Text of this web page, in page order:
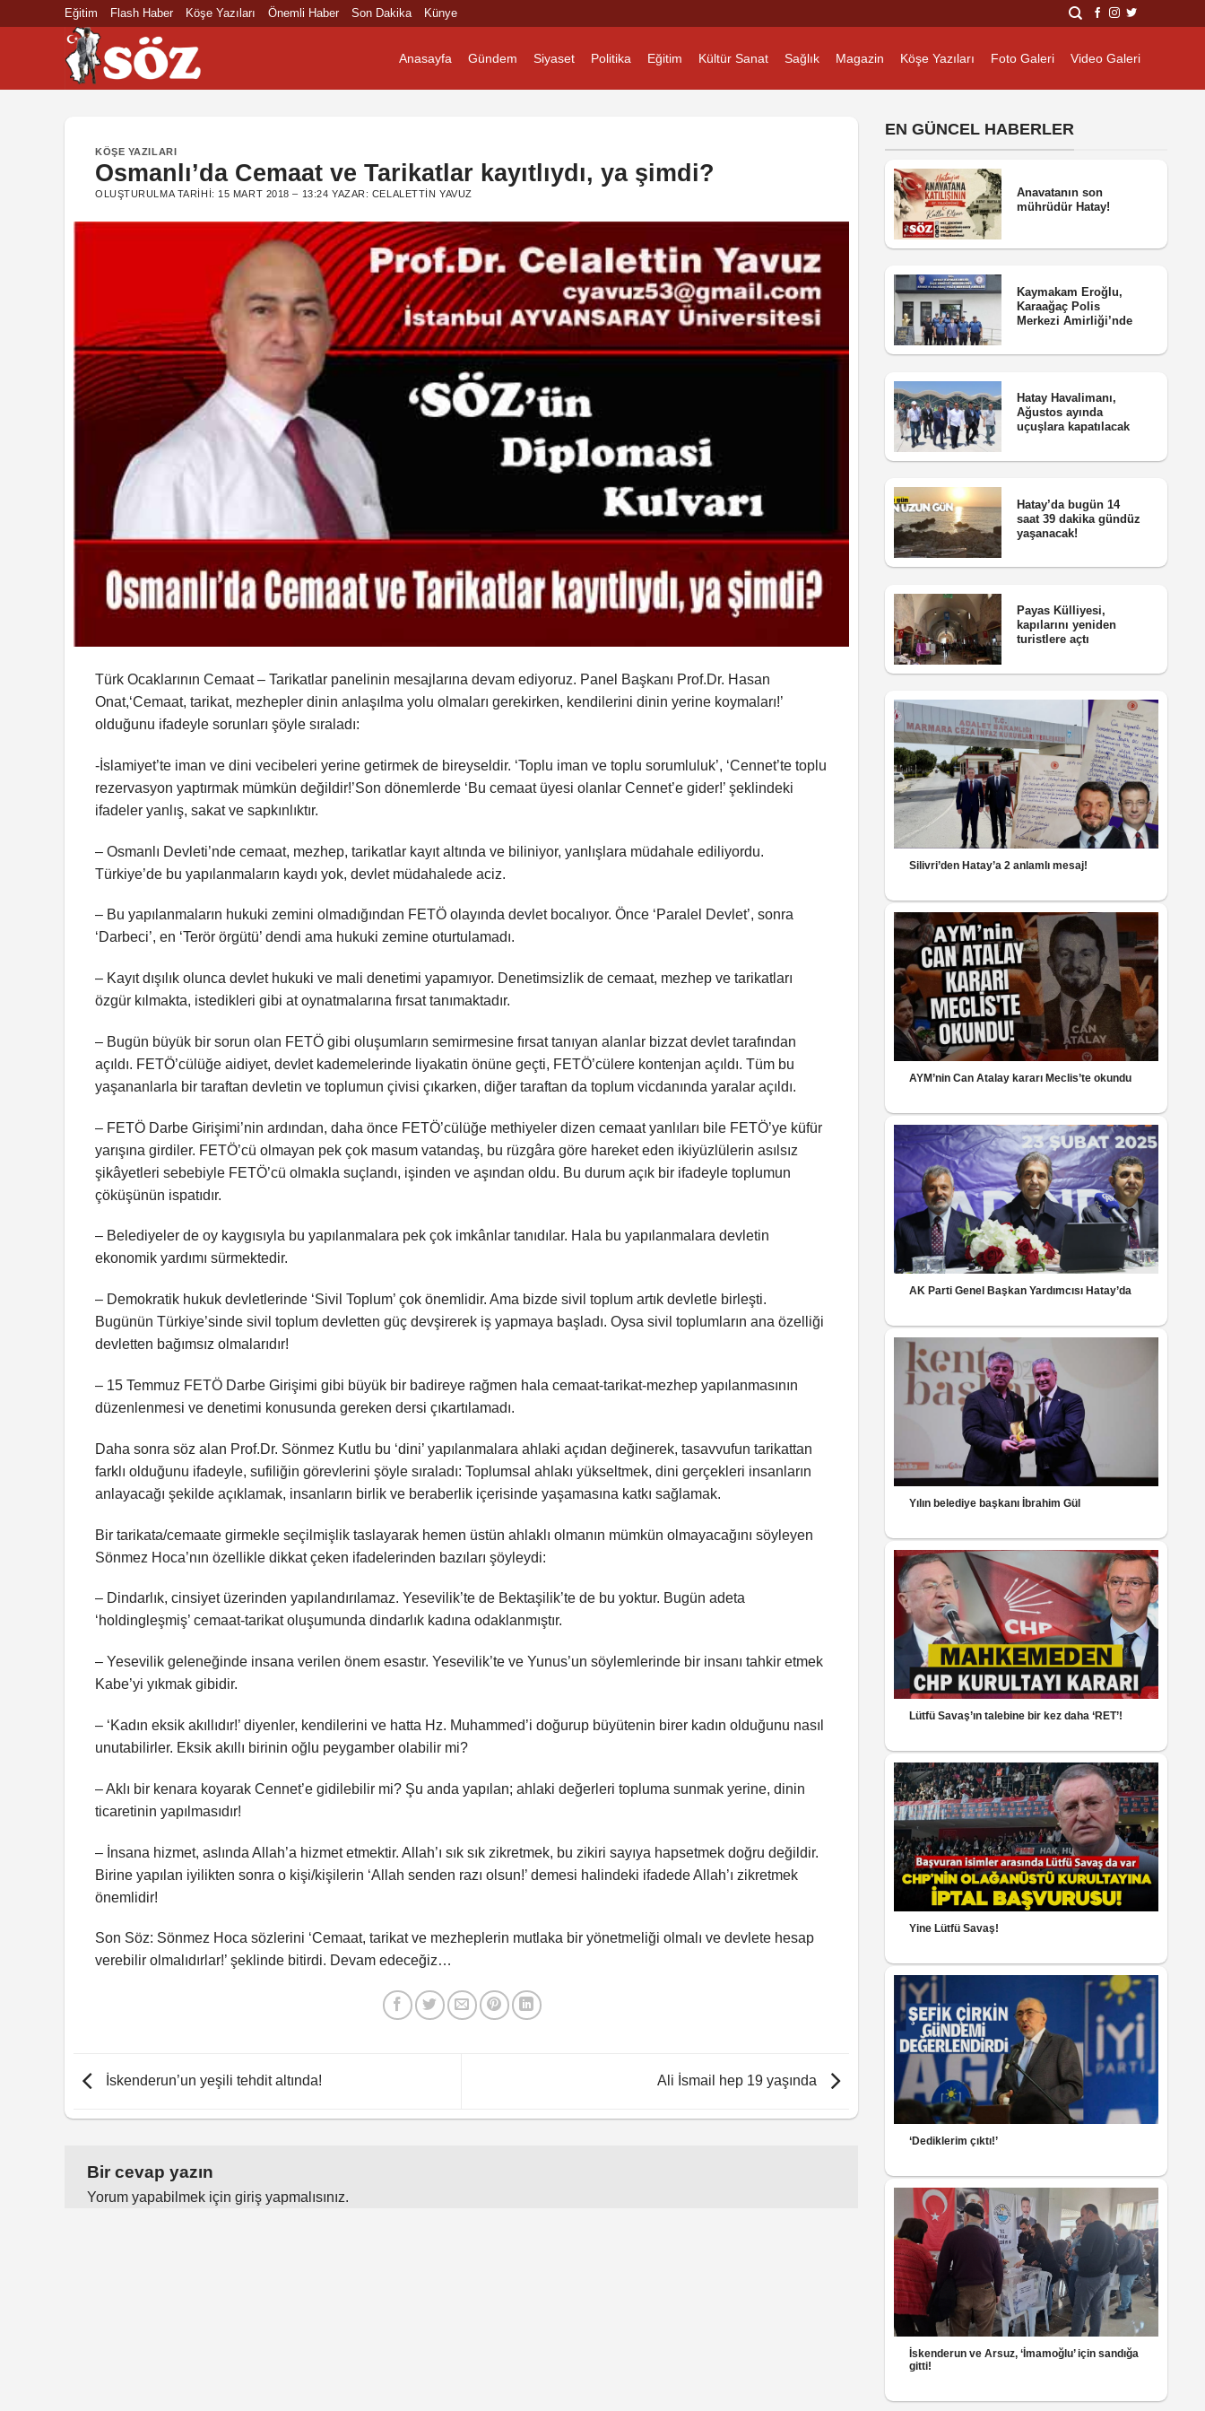
Eğitim Flash Haber Köşe Yazıları Önemli Haber Son Dakika Künye
Anasayfa Gündem Siyaset Politika Eğitim Kültür Sanat Sağlık Magazin Köşe Yazıları Foto Galeri Video Galeri
KÖŞE YAZILARI
Osmanlı’da Cemaat ve Tarikatlar kayıtlıydı, ya şimdi?
OLUŞTURULMA TARIHI: 15 MART 2018 – 13:24 YAZAR: CELALETTIN YAVUZ
Türk Ocaklarının Cemaat – Tarikatlar panelinin mesajlarına devam ediyoruz. Panel Başkanı Prof.Dr. Hasan
Onat,‘Cemaat, tarikat, mezhepler dinin anlaşılma yolu olmaları gerekirken, kendilerini dinin yerine koymaları!’
olduğunu ifadeyle sorunları şöyle sıraladı:
-İslamiyet’te iman ve dini vecibeleri yerine getirmek de bireyseldir. ‘Toplu iman ve toplu sorumluluk’, ‘Cennet’te toplu
rezervasyon yaptırmak mümkün değildir!’Son dönemlerde ‘Bu cemaat üyesi olanlar Cennet’e gider!’ şeklindeki
ifadeler yanlış, sakat ve sapkınlıktır.
– Osmanlı Devleti’nde cemaat, mezhep, tarikatlar kayıt altında ve biliniyor, yanlışlara müdahale ediliyordu.
Türkiye’de bu yapılanmaların kaydı yok, devlet müdahalede aciz.
– Bu yapılanmaların hukuki zemini olmadığından FETÖ olayında devlet bocalıyor. Önce ‘Paralel Devlet’, sonra
‘Darbeci’, en ‘Terör örgütü’ dendi ama hukuki zemine oturtulamadı.
– Kayıt dışılık olunca devlet hukuki ve mali denetimi yapamıyor. Denetimsizlik de cemaat, mezhep ve tarikatları
özgür kılmakta, istedikleri gibi at oynatmalarına fırsat tanımaktadır.
– Bugün büyük bir sorun olan FETÖ gibi oluşumların semirmesine fırsat tanıyan alanlar bizzat devlet tarafından
açıldı. FETÖ’cülüğe aidiyet, devlet kademelerinde liyakatin önüne geçti, FETÖ’cülere kontenjan açıldı. Tüm bu
yaşananlarla bir taraftan devletin ve toplumun çivisi çıkarken, diğer taraftan da toplum vicdanında yaralar açıldı.
– FETÖ Darbe Girişimi’nin ardından, daha önce FETÖ’cülüğe methiyeler dizen cemaat yanlıları bile FETÖ’ye küfür
yarışına girdiler. FETÖ’cü olmayan pek çok masum vatandaş, bu rüzgâra göre hareket eden ikiyüzlülerin asılsız
şikâyetleri sebebiyle FETÖ’cü olmakla suçlandı, işinden ve aşından oldu. Bu durum açık bir ifadeyle toplumun
çöküşünün ispatıdır.
– Belediyeler de oy kaygısıyla bu yapılanmalara pek çok imkânlar tanıdılar. Hala bu yapılanmalara devletin
ekonomik yardımı sürmektedir.
– Demokratik hukuk devletlerinde ‘Sivil Toplum’ çok önemlidir. Ama bizde sivil toplum artık devletle birleşti.
Bugünün Türkiye’sinde sivil toplum devletten güç devşirerek iş yapmaya başladı. Oysa sivil toplumların ana özelliği
devletten bağımsız olmalarıdır!
– 15 Temmuz FETÖ Darbe Girişimi gibi büyük bir badireye rağmen hala cemaat-tarikat-mezhep yapılanmasının
düzenlenmesi ve denetimi konusunda gereken dersi çıkartılamadı.
Daha sonra söz alan Prof.Dr. Sönmez Kutlu bu ‘dini’ yapılanmalara ahlaki açıdan değinerek, tasavvufun tarikattan
farklı olduğunu ifadeyle, sufiliğin görevlerini şöyle sıraladı: Toplumsal ahlakı yükseltmek, dini gerçekleri insanların
anlayacağı şekilde açıklamak, insanların birlik ve beraberlik içerisinde yaşamasına katkı sağlamak.
Bir tarikata/cemaate girmekle seçilmişlik taslayarak hemen üstün ahlaklı olmanın mümkün olmayacağını söyleyen
Sönmez Hoca’nın özellikle dikkat çeken ifadelerinden bazıları şöyleydi:
– Dindarlık, cinsiyet üzerinden yapılandırılamaz. Yesevilik’te de Bektaşilik’te de bu yoktur. Bugün adeta
‘holdingleşmiş’ cemaat-tarikat oluşumunda dindarlık kadına odaklanmıştır.
– Yesevilik geleneğinde insana verilen önem esastır. Yesevilik’te ve Yunus’un söylemlerinde bir insanı tahkir etmek
Kabe’yi yıkmak gibidir.
– ‘Kadın eksik akıllıdır!’ diyenler, kendilerini ve hatta Hz. Muhammed’i doğurup büyütenin birer kadın olduğunu nasıl
unutabilirler. Eksik akıllı birinin oğlu peygamber olabilir mi?
– Aklı bir kenara koyarak Cennet’e gidilebilir mi? Şu anda yapılan; ahlaki değerleri topluma sunmak yerine, dinin
ticaretinin yapılmasıdır!
– İnsana hizmet, aslında Allah’a hizmet etmektir. Allah’ı sık sık zikretmek, bu zikiri sayıya hapsetmek doğru değildir.
Birine yapılan iyilikten sonra o kişi/kişilerin ‘Allah senden razı olsun!’ demesi halindeki ifadede Allah’ı zikretmek
önemlidir!
Son Söz: Sönmez Hoca sözlerini ‘Cemaat, tarikat ve mezheplerin mutlaka bir yönetmeliği olmalı ve devlete hesap
verebilir olmalıdırlar!’ şeklinde bitirdi. Devam edeceğiz…
İskenderun’un yeşili tehdit altında! Ali İsmail hep 19 yaşında
Bir cevap yazın
Yorum yapabilmek için giriş yapmalısınız.
EN GÜNCEL HABERLER
Anavatanın son
mührüdür Hatay!
Kaymakam Eroğlu,
Karaağaç Polis
Merkezi Amirliği’nde
Hatay Havalimanı,
Ağustos ayında
uçuşlara kapatılacak
Hatay’da bugün 14
saat 39 dakika gündüz
yaşanacak!
Payas Külliyesi,
kapılarını yeniden
turistlere açtı
Silivri’den Hatay’a 2 anlamlı mesaj!
AYM’nin Can Atalay kararı Meclis’te okundu
AK Parti Genel Başkan Yardımcısı Hatay’da
Yılın belediye başkanı İbrahim Gül
Lütfü Savaş’ın talebine bir kez daha ‘RET’!
Yine Lütfü Savaş!
‘Dediklerim çıktı!’
İskenderun ve Arsuz, ‘İmamoğlu’ için sandığa
gitti!